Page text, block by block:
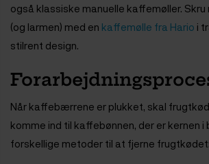
også klassiske manuelle kaffemøller.
(og larmen) med en kaffemølle fra Hario i
stilrent design.
Når kaffebærrene er plukket, skal
komme ind til kaffebønnen, der er kernen
forskellige metoder til at fjerne frugtkødet: